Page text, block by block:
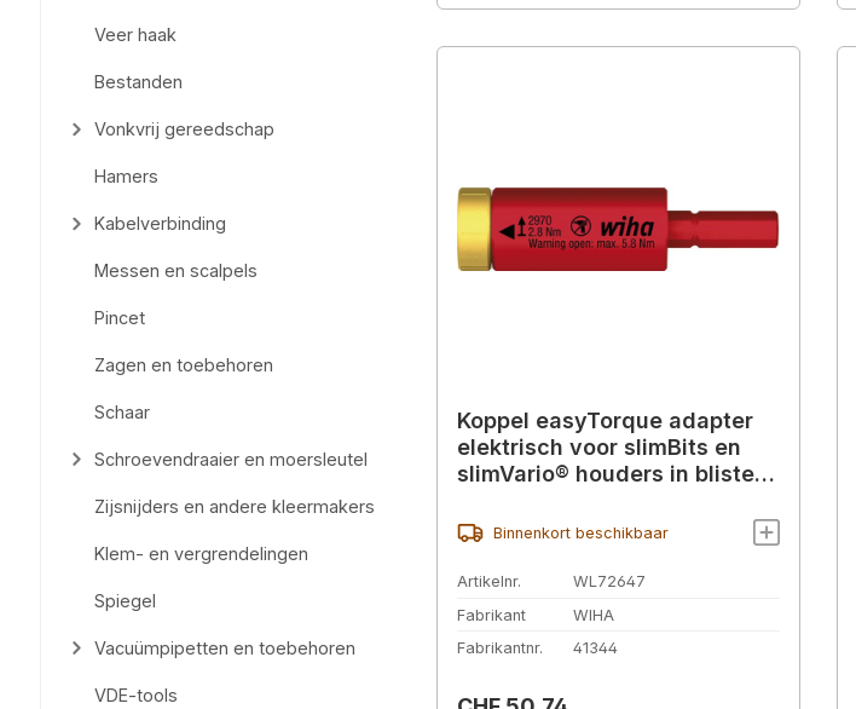
Veer haak
Bestanden
Vonkvrij gereedschap
Hamers
Kabelverbinding
Messen en scalpels
Pincet
Zagen en toebehoren
Schaar
Schroevendraaier en moersleutel
Zijsnijders en andere kleermakers
Klem- en vergrendelingen
Spiegel
Vacuümpipetten en toebehoren
VDE-tools
Koppel easyTorque adapter
elektrisch voor slimBits en
slimVario® houders in blister
Binnenkort beschikbaar
Artikelnr.
WL72647
Fabrikant
WIHA
Fabrikantnr.
41344